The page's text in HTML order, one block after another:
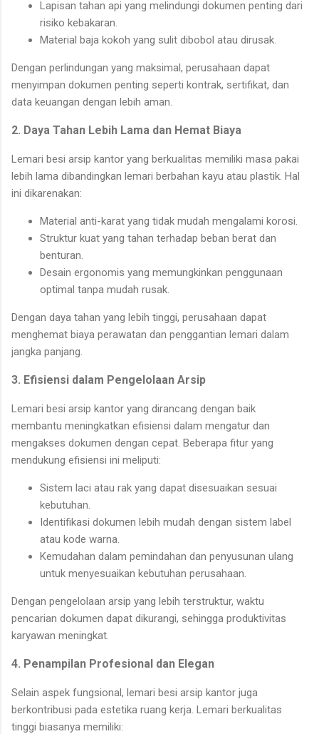
Lapisan tahan api yang melindungi dokumen penting dari
risiko kebakaran.
Material baja kokoh yang sulit dibobol atau dirusak.
Dengan perlindungan yang maksimal, perusahaan dapat
menyimpan dokumen penting seperti kontrak, sertifikat, dan
data keuangan dengan lebih aman.
2. Daya Tahan Lebih Lama dan Hemat Biaya
Lemari besi arsip kantor yang berkualitas memiliki masa pakai
lebih lama dibandingkan lemari berbahan kayu atau plastik. Hal
ini dikarenakan:
Material anti-karat yang tidak mudah mengalami korosi.
Struktur kuat yang tahan terhadap beban berat dan
benturan.
Desain ergonomis yang memungkinkan penggunaan
optimal tanpa mudah rusak.
Dengan daya tahan yang lebih tinggi, perusahaan dapat
menghemat biaya perawatan dan penggantian lemari dalam
jangka panjang.
3. Efisiensi dalam Pengelolaan Arsip
Lemari besi arsip kantor yang dirancang dengan baik
membantu meningkatkan efisiensi dalam mengatur dan
mengakses dokumen dengan cepat. Beberapa fitur yang
mendukung efisiensi ini meliputi:
Sistem laci atau rak yang dapat disesuaikan sesuai
kebutuhan.
Identifikasi dokumen lebih mudah dengan sistem label
atau kode warna.
Kemudahan dalam pemindahan dan penyusunan ulang
untuk menyesuaikan kebutuhan perusahaan.
Dengan pengelolaan arsip yang lebih terstruktur, waktu
pencarian dokumen dapat dikurangi, sehingga produktivitas
karyawan meningkat.
4. Penampilan Profesional dan Elegan
Selain aspek fungsional, lemari besi arsip kantor juga
berkontribusi pada estetika ruang kerja. Lemari berkualitas
tinggi biasanya memiliki: